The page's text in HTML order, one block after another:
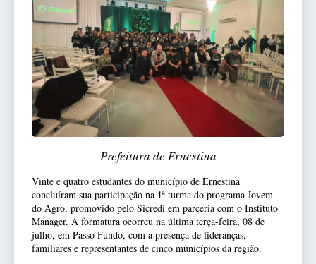
Prefeitura de Ernestina
Vinte e quatro estudantes do município de Ernestina
concluíram sua participação na 1ª turma do programa Jovem
do Agro, promovido pelo Sicredi em parceria com o Instituto
Manager. A formatura ocorreu na última terça-feira, 08 de
julho, em Passo Fundo, com a presença de lideranças,
familiares e representantes de cinco municípios da região.